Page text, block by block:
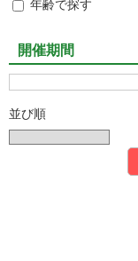
年齢で探す
開催期間
並び順